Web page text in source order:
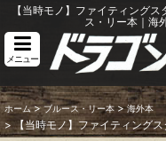
【当時モノ】ファイティング
ス・リー本｜海
メニュー
ホーム > ブルース・リー本 > 海外本
> 【当時モノ】ファイティング